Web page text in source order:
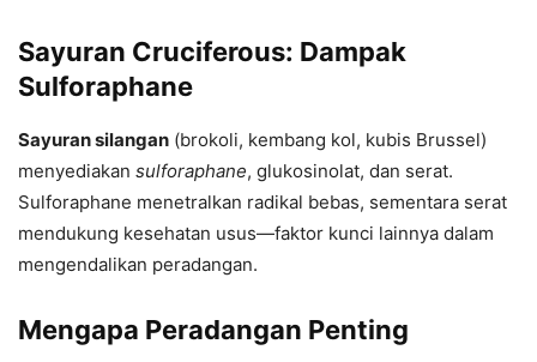
Sayuran Cruciferous: Dampak
Sulforaphane
Sayuran silangan (brokoli, kembang kol, kubis Brussel)
menyediakan sulforaphane, glukosinolat, dan serat.
Sulforaphane menetralkan radikal bebas, sementara serat
mendukung kesehatan usus—faktor kunci lainnya dalam
mengendalikan peradangan.
Mengapa Peradangan Penting